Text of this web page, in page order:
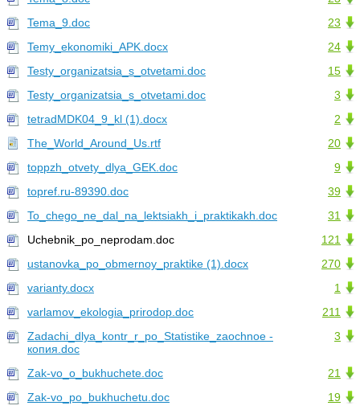
23
Tema_9.doc
24
Temy_ekonomiki_APK.docx
15
Testy_organizatsia_s_otvetami.doc
3
Testy_organizatsia_s_otvetami.doc
2
tetradMDK04_9_kl (1).docx
20
The_World_Around_Us.rtf
9
toppzh_otvety_dlya_GEK.doc
39
topref.ru-89390.doc
31
To_chego_ne_dal_na_lektsiakh_i_praktikakh.doc
121
Uchebnik_po_neprodam.doc
270
ustanovka_po_obmernoy_praktike (1).docx
1
varianty.docx
211
varlamov_ekologia_prirodop.doc
3
Zadachi_dlya_kontr_r_po_Statistike_zaochnoe -
копия.doc
21
Zak-vo_o_bukhuchete.doc
19
Zak-vo_po_bukhuchetu.doc